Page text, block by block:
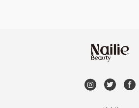
ふじみ野・鶴瀬・上福岡